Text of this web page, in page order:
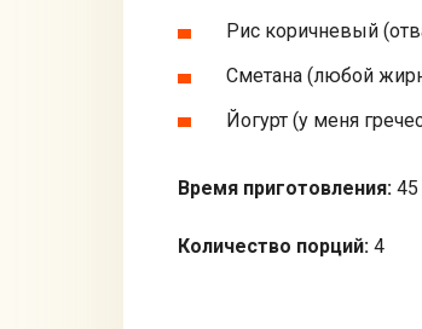
Рис коричневый
Сметана (любой
Йогурт (у меня
Время приготовления:
Количество порций: 4